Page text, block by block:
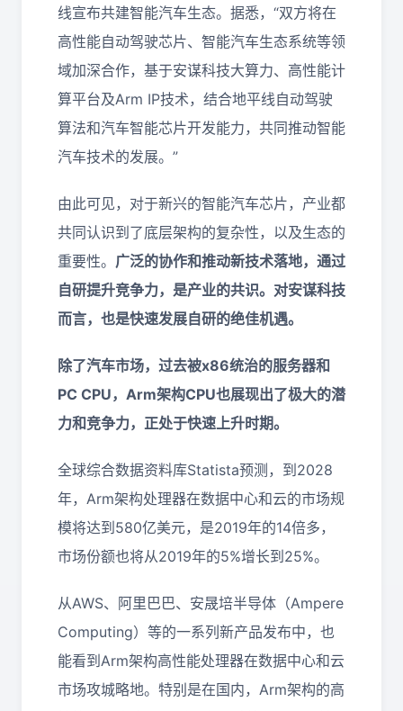
线宣布共建智能汽车生态。据悉，“双方将在
高性能自动驾驶芯片、智能汽车生态系统等领
域加深合作，基于安谋科技大算力、高性能计
算平台及Arm IP技术，结合地平线自动驾驶
算法和汽车智能芯片开发能力，共同推动智能
汽车技术的发展。”
由此可见，对于新兴的智能汽车芯片，产业都
共同认识到了底层架构的复杂性，以及生态的
重要性。 广泛的协作和推动新技术落地，通过
自研提升竞争力，是产业的共识。对安谋科技
而言，也是快速发展自研的绝佳机遇。
除了汽车市场，过去被x86统治的服务器和
PC CPU，Arm架构CPU也展现出了极大的潜
力和竞争力，正处于快速上升时期。
全球综合数据资料库Statista预测，到2028
年，Arm架构处理器在数据中心和云的市场规
模将达到580亿美元，是2019年的14倍多，
市场份额也将从2019年的5%增长到25%。
从AWS、阿里巴巴、安晟培半导体（Ampere
Computing）等的一系列新产品发布中，也
能看到Arm架构高性能处理器在数据中心和云
市场攻城略地。特别是在国内，Arm架构的高